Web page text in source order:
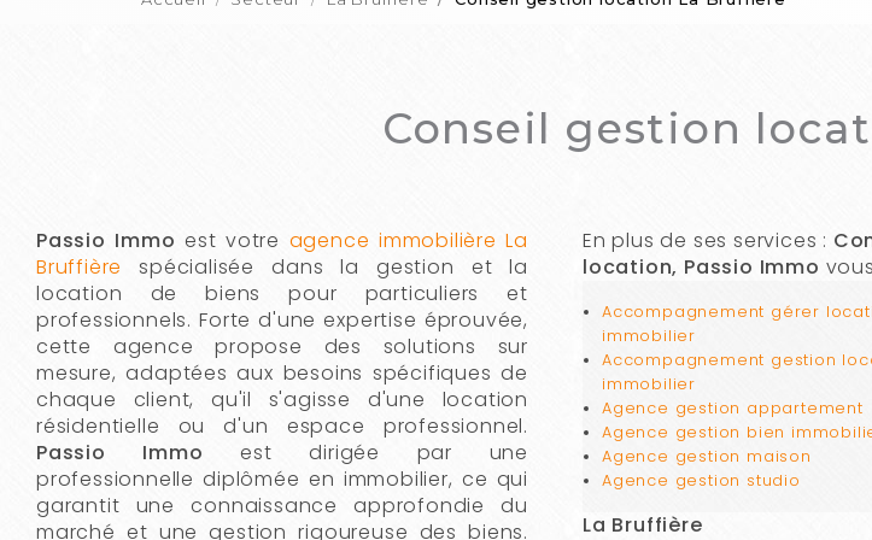
Conseil gestion
Passio Immo est votre agence immobilière La
Bruffière spécialisée dans la gestion et la
location de biens pour particuliers et
professionnels. Forte d'une expertise éprouvée,
cette agence propose des solutions sur
mesure, adaptées aux besoins spécifiques de
chaque client, qu'il s'agisse d'une location
résidentielle ou d'un espace professionnel.
Passio Immo est dirigée par une
professionnelle diplômée en immobilier, ce qui
garantit une connaissance approfondie du
marché et une gestion rigoureuse des biens.
En plus de ses services :
location, Passio Immo
Accompagnement gérer
immobilier
Accompagnement gestion
immobilier
Agence gestion appartement
Agence gestion bien
Agence gestion maison
Agence gestion studio
La Bruffière